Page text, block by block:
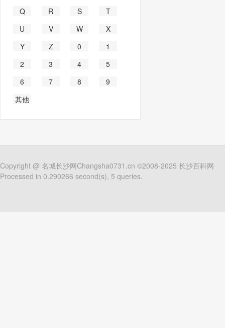
Q
R S
T
U
V W
X
Y
Z 0
1
2
3 4
5
6
7 8
9
其他
Copyright @ 名城长沙网Changsha0731.cn ©2008-2025 长沙百科网
Processed in 0.290266 second(s), 5 queries.